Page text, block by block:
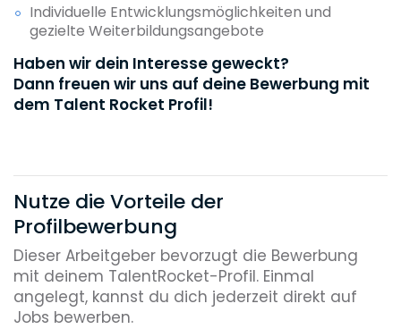
Individuelle Entwicklungsmöglichkeiten und
gezielte Weiterbildungsangebote
Haben wir dein Interesse geweckt?
Dann freuen wir uns auf deine Bewerbung mit
dem Talent Rocket Profil!
Nutze die Vorteile der
Profilbewerbung
Dieser Arbeitgeber bevorzugt die Bewerbung
mit deinem TalentRocket-Profil. Einmal
angelegt, kannst du dich jederzeit direkt auf
Jobs bewerben.